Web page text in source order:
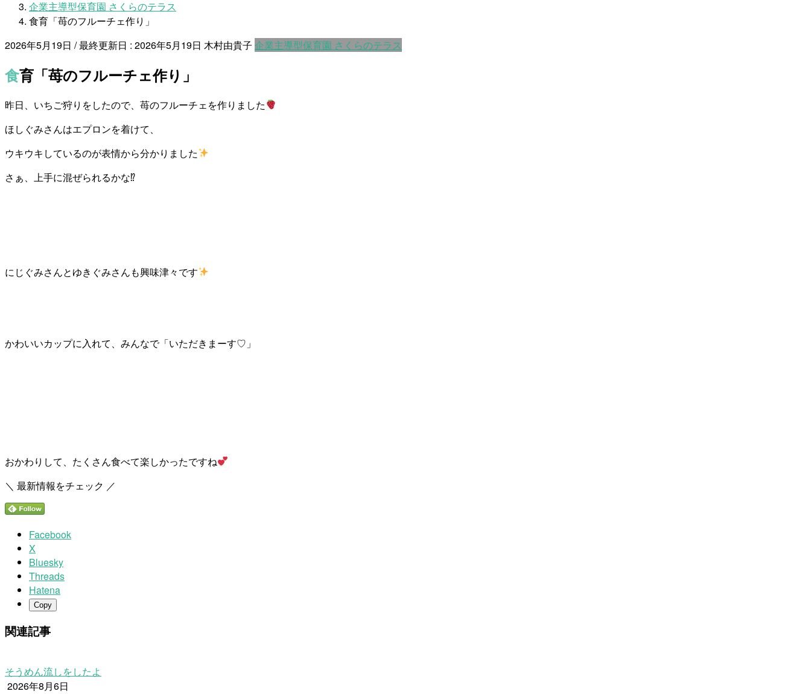
企業主導型保育園 さくらのテラス
食育「苺のフルーチェ作り」
2026年5月19日 / 最終更新日 : 2026年5月19日 木村由貴子 企業主導型保育園 さくらのテラス
食育「苺のフルーチェ作り」
昨日、いちご狩りをしたので、苺のフルーチェを作りました
ほしぐみさんはエプロンを着けて、
ウキウキしているのが表情から分かりました
さぁ、上手に混ぜられるかな⁉
にじぐみさんとゆきぐみさんも興味津々です
かわいいカップに入れて、みんなで「いただきまーす♡」
おかわりして、たくさん食べて楽しかったですね
＼ 最新情報をチェック ／
Facebook
X
Bluesky
Threads
Hatena
Copy
関連記事
そうめん流しをしたよ
2026年8月6日